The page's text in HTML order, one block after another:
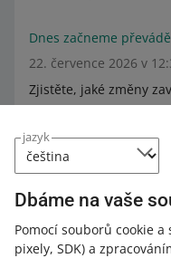
jazyk
Dbáme na vaše
Pomocí souborů cookie
pixely, SDK) a
Dnes začneme
22. července 2026 v
Zjistěte, jaké změny
22. července
cenících dopravy
Tyto změny mohou
odesíláte zásilky.
jak na ně připravit své